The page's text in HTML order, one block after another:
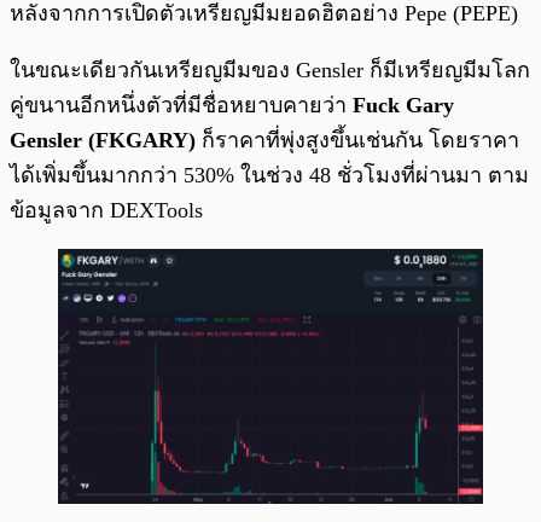
หลังจากการเปิดตัวเหรียญมีมยอดฮิตอย่าง Pepe (PEPE)
ในขณะเดียวกันเหรียญมีมของ Gensler ก็มีเหรียญมีมโลก
คู่ขนานอีกหนึ่งตัวที่มีชื่อหยาบคายว่า Fuck Gary
Gensler (FKGARY) ก็ราคาที่พุ่งสูงขึ้นเช่นกัน โดยราคา
ได้เพิ่มขึ้นมากกว่า 530% ในช่วง 48 ชั่วโมงที่ผ่านมา ตาม
ข้อมูลจาก DEXTools